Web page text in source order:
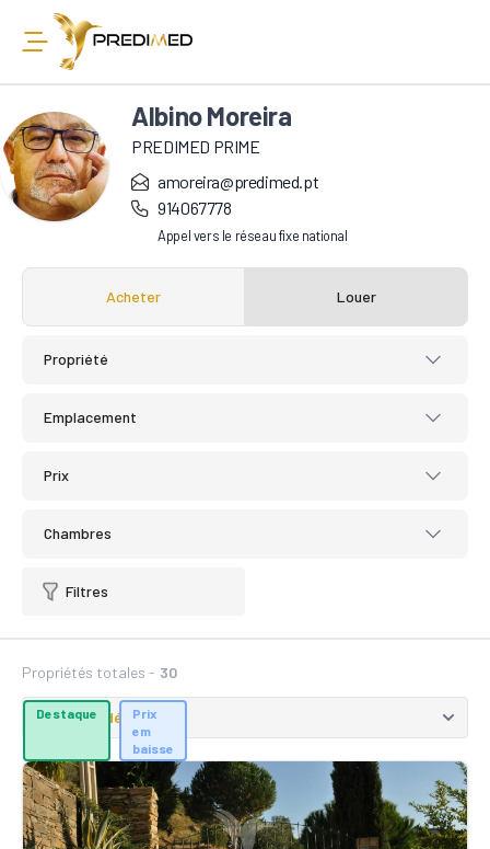
Albino Moreira
PREDIMED PRIME
amoreira@predimed.pt
914067778
Appel vers le réseau fixe national
Acheter Louer
Propriété
Emplacement
Prix
Chambres
Filtres
Propriétés totales - 30
Destaque
Prix
em
baisse